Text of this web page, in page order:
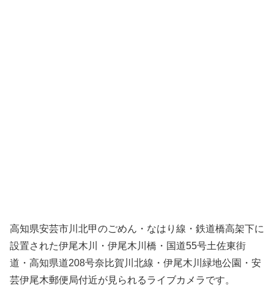
高知県安芸市川北甲のごめん・なはり線・鉄道橋高架下に
設置された伊尾木川・伊尾木川橋・国道55号土佐東街
道・高知県道208号奈比賀川北線・伊尾木川緑地公園・安
芸伊尾木郵便局付近が見られるライブカメラです。